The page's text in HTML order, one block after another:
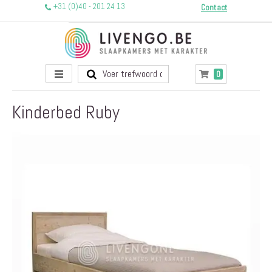
+31 (0)40 - 201 24 13 Contact
Toggle
Nav
Winkelwagen
0producten
Kinderbed Ruby
afbeeldingen-